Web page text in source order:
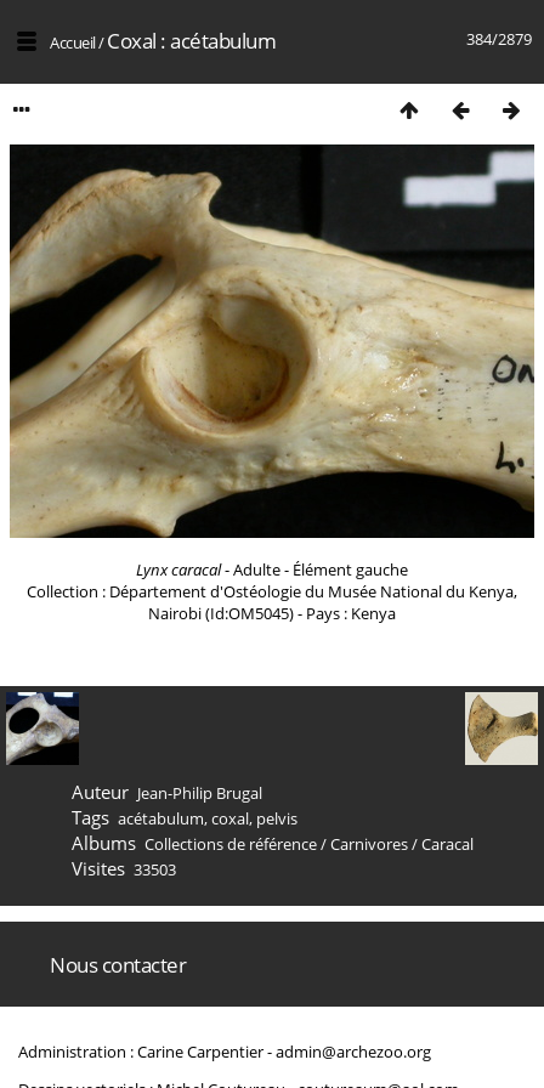
384/2879
Accueil/Coxal : acétabulum
Lynx caracal- Adulte - Élément gauche
Collection : Département d'Ostéologie du Musée National du Kenya,
Nairobi (Id:OM5045) - Pays : Kenya
Auteur Jean-Philip Brugal
Tags acétabulum,coxal, pelvis
Albums Collections de référence/Carnivores/Caracal
Visites 33503
Nous contacter
Administration : Carine Carpentier -admin@archezoo.org